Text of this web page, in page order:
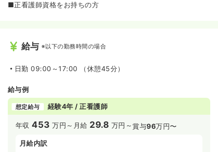
■正看護師資格をお持ちの方
給与 ※以下の勤務時間の場合
日勤 09:00～17:00 （休憩45分）
給与例
想定給与 経験4年 / 正看護師
年収453 万円～ 月給 29.8 万円～賞与96万円〜
月給内訳